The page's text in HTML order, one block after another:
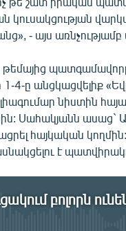
- այս
1-4-ը անցկացվելիք
նիստին
Սահակյանն ասաց`
հայկական
է